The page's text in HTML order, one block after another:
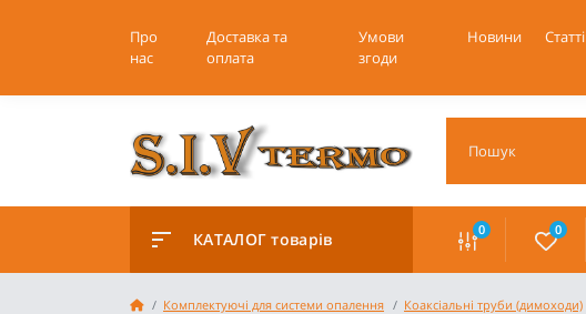
Про
нас
Доставка та
оплата
Умови
згоди
Новини Статті
КАТАЛОГ товарів 0 0
Комплектуючі для системи опалення Коаксіальні труби (димоходи)